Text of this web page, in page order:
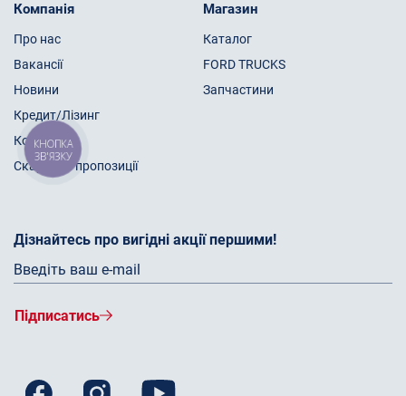
Компанія
Про нас
Вакансії
Новини
Кредит/Лізинг
Контакти
Скарги та пропозиції
Магазин
Каталог
FORD TRUCKS
Запчастини
Дізнайтесь про вигідні акції першими!
Підписатись
КНОПКА
ЗВ'ЯЗКУ